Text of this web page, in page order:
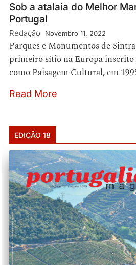
Sob a atalaia do Melhor
Portugal
Redação Novembro 11, 2022
Parques e Monumentos de
primeiro sítio na Europa inscrito
como Paisagem Cultural, em
Read More
EDIÇÃO 18